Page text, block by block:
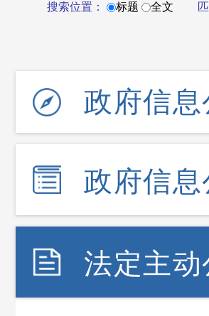
搜索位置： 标题 全文
政府信
政府信
法定主